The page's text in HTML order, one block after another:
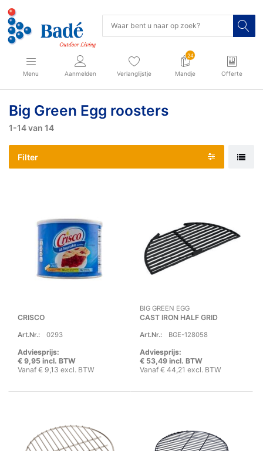
Menu Aanmelden Verlanglijstje
24
Mandje Offerte
Big Green Egg roosters
1-14van 14
Filter
CRISCO
Art.Nr.: 0293
Adviesprijs:
€ 9,95 incl. BTW
Vanaf € 9,13 excl. BTW
BIG GREEN EGG
CAST IRON HALF GRID
Art.Nr.: BGE-128058
Adviesprijs:
€ 53,49 incl. BTW
Vanaf € 44,21 excl. BTW